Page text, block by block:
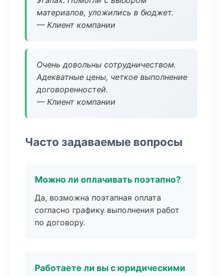
материалов, уложились в бюджет.
— Клиент компании
Очень довольны сотрудничеством.
Адекватные цены, четкое выполнение
договоренностей.
— Клиент компании
Часто задаваемые вопросы
Можно ли оплачивать поэтапно?
Да, возможна поэтапная оплата
согласно графику выполнения работ
по договору.
Работаете ли вы с юридическими